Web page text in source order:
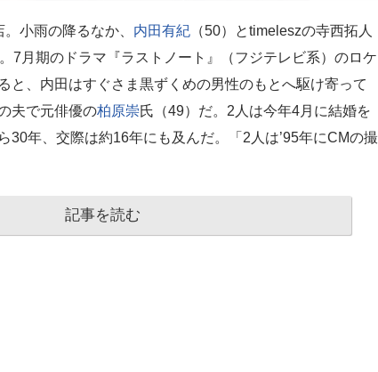
小雨の降るなか、 内田有紀 （50）とtimeleszの寺西拓人
7月期のドラマ『ラストノート』（フジテレビ系）のロケ
と、内田はすぐさま黒ずくめの男性のもとへ駆け寄って
夫で元俳優の柏原崇氏（49）だ。2人は今年4月に結婚を
30年、交際は約16年にも及んだ。「2人は’95年にCMの撮
記事を読む